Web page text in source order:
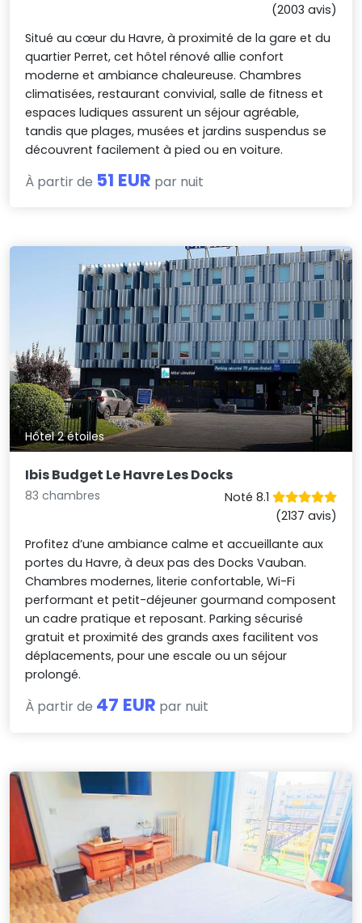
(2003 avis)
Situé au cœur du Havre, à proximité de la gare et du
quartier Perret, cet hôtel rénové allie confort
moderne et ambiance chaleureuse. Chambres
climatisées, restaurant convivial, salle de fitness et
espaces ludiques assurent un séjour agréable,
tandis que plages, musées et jardins suspendus se
découvrent facilement à pied ou en voiture.
À partir de 51 EUR par nuit
Hôtel 2 étoiles
Ibis Budget Le Havre Les Docks
83 chambres
Noté 8.1
(2137 avis)
Profitez d’une ambiance calme et accueillante aux
portes du Havre, à deux pas des Docks Vauban.
Chambres modernes, literie confortable, Wi-Fi
performant et petit-déjeuner gourmand composent
un cadre pratique et reposant. Parking sécurisé
gratuit et proximité des grands axes facilitent vos
déplacements, pour une escale ou un séjour
prolongé.
À partir de 47 EUR par nuit